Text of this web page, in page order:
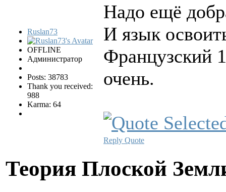
Ruslan73
OFFLINE
Администратор
Posts: 38783
Thank you received:
988
Karma: 64
Надо ещё
И язык
Французский
очень.
Reply Quote
Теория Плоской